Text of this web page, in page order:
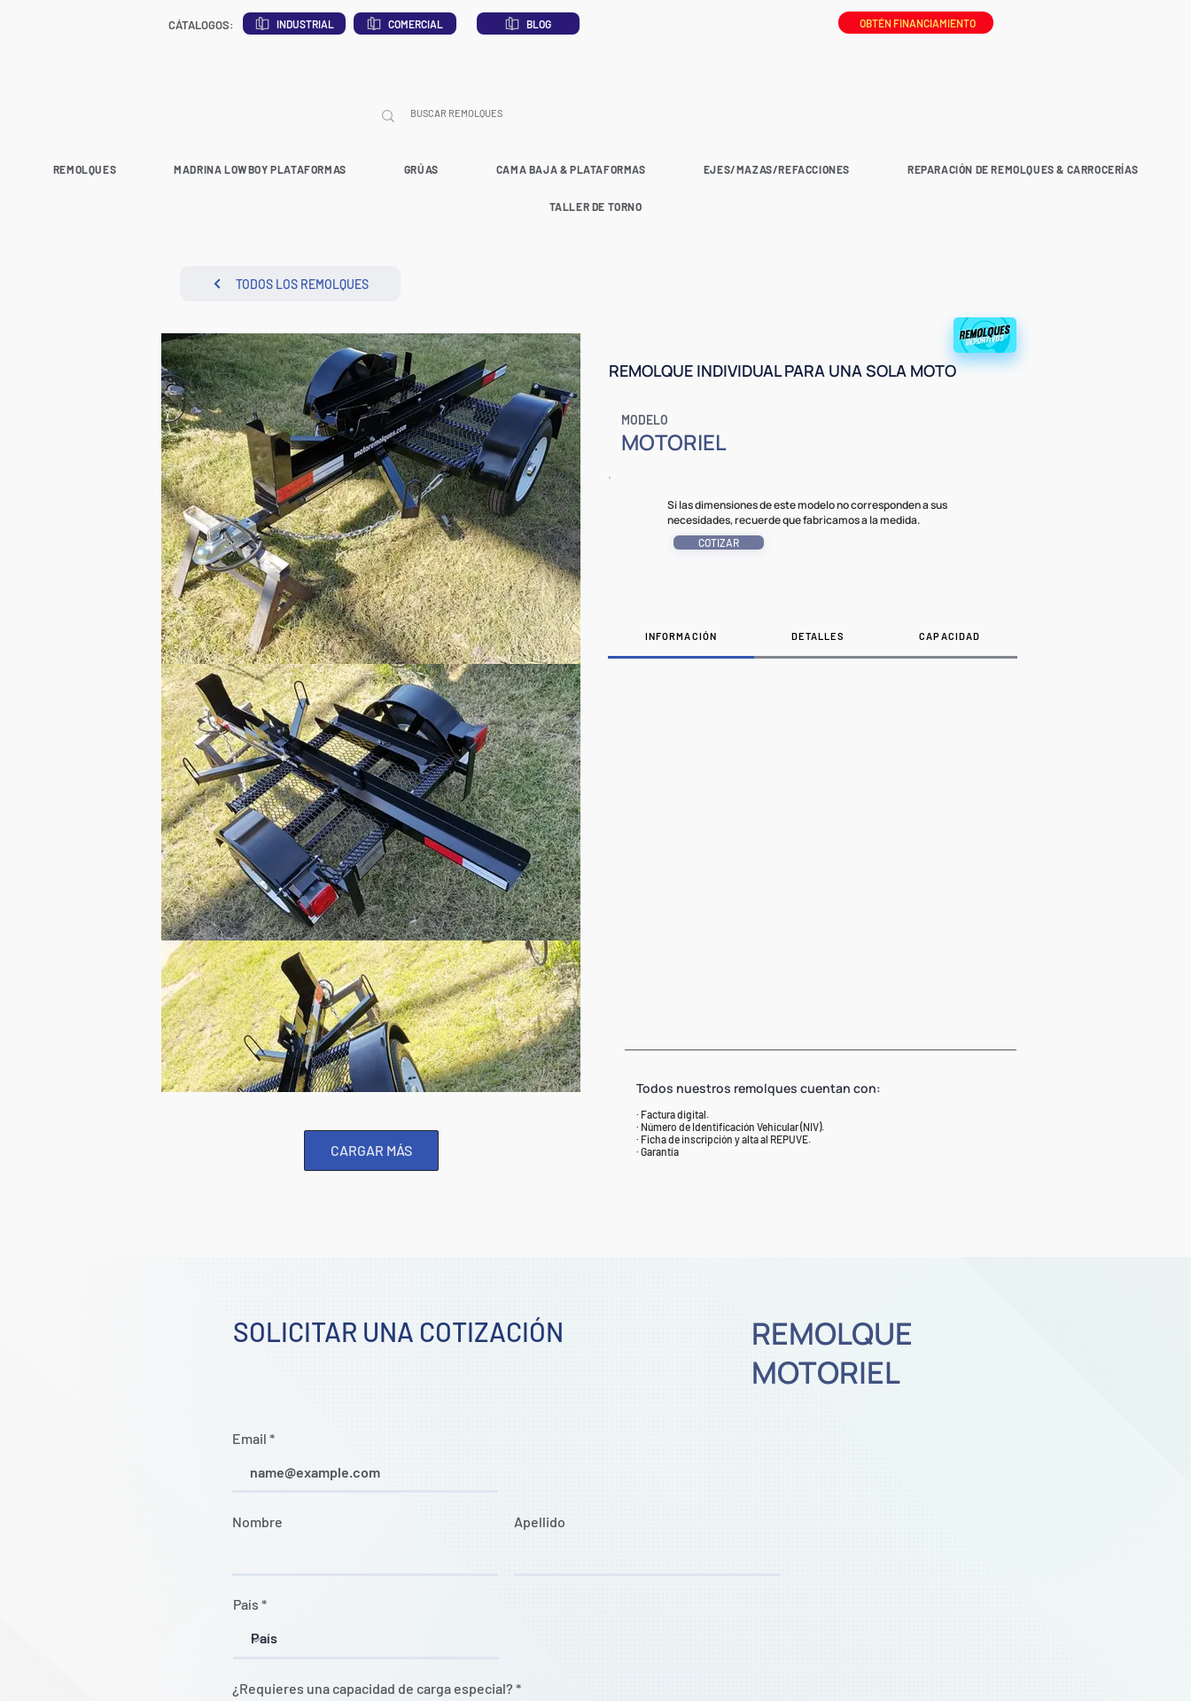
CÁTALOGOS: INDUSTRIAL COMERCIAL BLOG OBTÉN FINANCIAMIENTO
REMOLQUES MADRINA LOWBOY PLATAFORMAS GRÚAS CAMA BAJA & PLATAFORMAS EJES/MAZAS/REFACCIONES REPARACIÓN DE REMOLQUES & CARROCERÍAS
TALLER DE TORNO
TODOS LOS REMOLQUES
CARGAR MÁS
MODELO
MOTORIEL
REMOLQUE INDIVIDUAL PARA UNA SOLA MOTO
INFORMACIÓN DETALLES CAPACIDAD
Todos nuestros remolques cuentan con:
· Factura digital.
· Número de Identificación Vehicular (NIV).
· Ficha de inscripción y alta al REPUVE.
· Garantía
Si las dimensiones de este modelo no corresponden a sus
necesidades, recuerde que fabricamos a la medida.
COTIZAR
SOLICITAR UNA COTIZACIÓN
MOTORIEL
REMOLQUE
Email
Nombre Apellido
País
¿Requieres una capacidad de carga especial? *